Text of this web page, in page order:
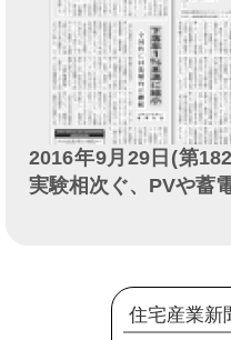
2016年9月29日(第
実験相次ぐ、PVや蓄
住宅産業新